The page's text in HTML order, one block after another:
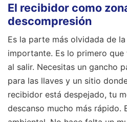
El recibidor como
descompresión
Es la parte más olvidada de
importante. Es lo primero
al salir. Necesitas un gancho
para las llaves y un sitio
recibidor está despejado, tu
descanso mucho más rápido.